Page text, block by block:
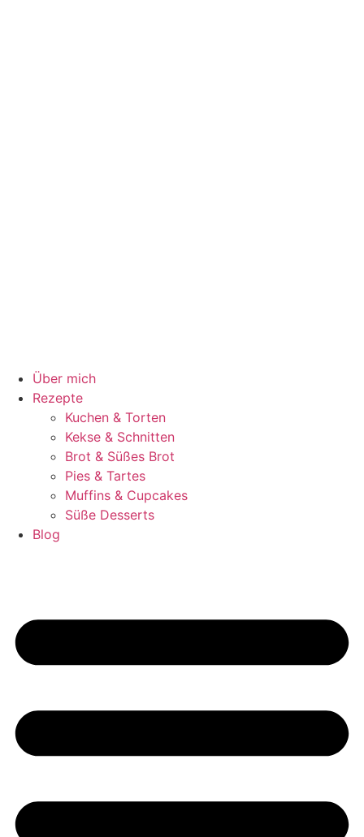
Über mich
Rezepte
Kuchen & Torten
Kekse & Schnitten
Brot & Süßes Brot
Pies & Tartes
Muffins & Cupcakes
Süße Desserts
Blog